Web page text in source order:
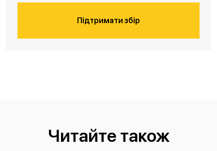
Підтримати збір
Читайте також